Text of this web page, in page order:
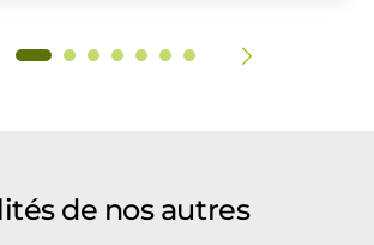
de nos autres